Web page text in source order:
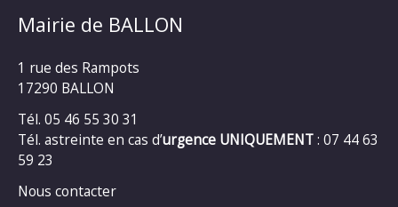
Mairie de BALLON
1 rue des Rampots
17290 BALLON
Tél. 05 46 55 30 31
Tél. astreinte en cas d’urgence UNIQUEMENT: 07 44 63
59 23
Nous contacter